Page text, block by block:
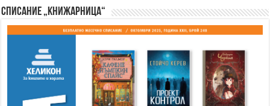
Списание „Книжарница“